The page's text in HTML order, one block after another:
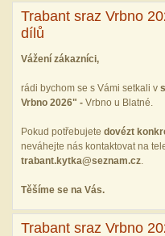
Trabant sraz Vrbno
dílů
Vážení zákazníci,
rádi bychom se s Vámi setkali v
Vrbno 2026" -Vrbno u Blatné.
Pokud potřebujetedovézt
neváhejte nás kontaktovat na
trabant.kytka@seznam.cz.
Těšíme se na Vás.
Trabant sraz Vrbno